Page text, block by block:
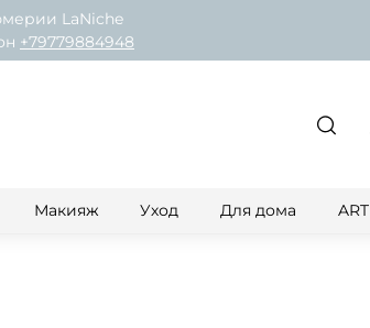
LaNiche
+79779884948
Макияж Уход Для дома ART